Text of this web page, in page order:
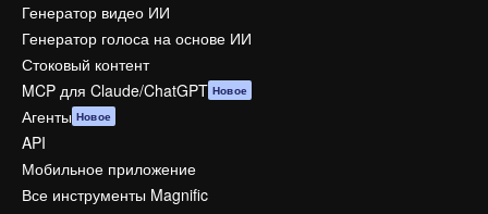
Генератор видео ИИ
Генератор голоса на основе ИИ
Стоковый контент
MCP для Claude/ChatGPT Новое
Агенты Новое
API
Мобильное приложение
Все инструменты Magnific